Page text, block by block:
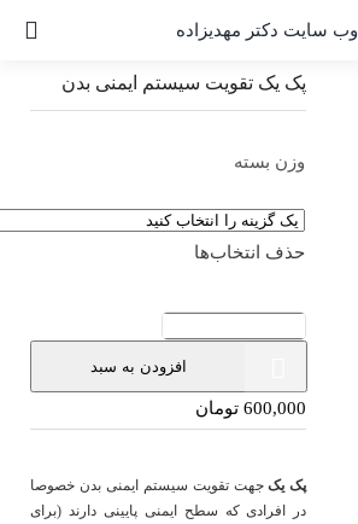
وب سایت دکتر مهدیزاده
پک یک تقویت سیستم ایمنی بدن
وزن بسته
حذف انتخاب‌ها
پک
تقویت
بدن
افزودن به سبد
600,000 تومان
پک یکجهت تقویت سیستم ایمنی بدن خصوصا
در افرادی که سطح ایمنی پایینی دارند (برای